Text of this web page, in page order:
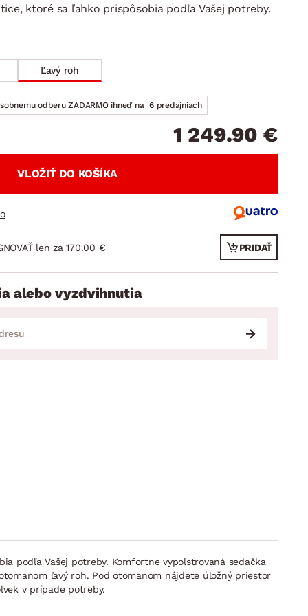
VIANOCE
doplnky
ktoré sa ľahko prispôsobia podľa Vašej potreby.
Ľavý roh
odberu ZADARMO ihneď na 6 predajniach
1 249.90 €
VLOŽIŤ DO KOŠÍKA
len za 170.00 € PRIDAŤ
alebo vyzdvihnutia
podľa Vašej potreby. Komfortne vypolstrovaná sedačka
ľavý roh. Pod otomanom nájdete úložný priestor
v prípade potreby.